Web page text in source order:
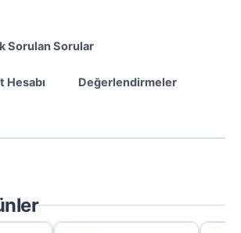
Sorulan Sorular
Hesabı Değerlendirmeler